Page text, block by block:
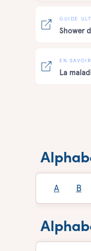
GUIDE
Shower
EN
La
A B